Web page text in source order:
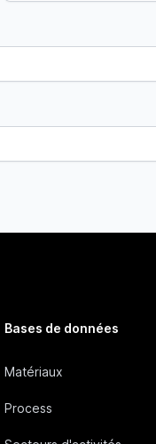
Bases de données
Matériaux
Process